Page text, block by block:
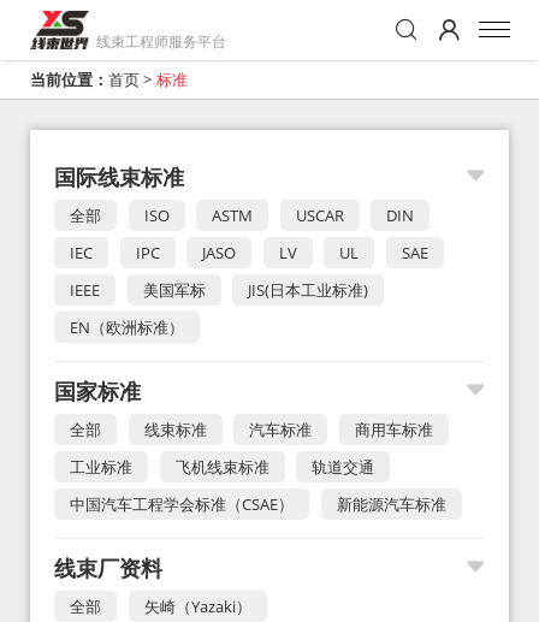
线束工程师服务平台
当前位置： 首页> 标准
国际线束标准
全部 ISO ASTM USCAR
DIN
IEC
IPC JASO LV UL
SAE
IEEE
美国军标
JIS(日本工业标准)
EN（欧洲标准）
国家标准
全部 线束标准 汽车标准
商用车标准
工业标准
飞机线束标准
轨道交通
中国汽车工程学会标准（CSAE）
新能源汽车标准
线束厂资料
全部
矢崎（Yazaki）